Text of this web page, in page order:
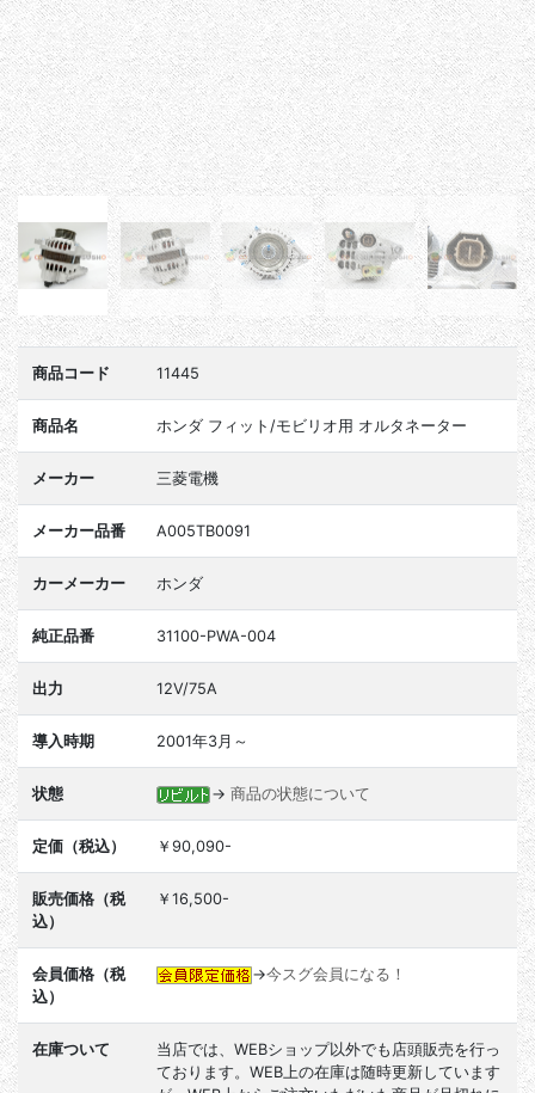
商品コード 11445
商品名 ホンダ フィット/モビリオ用 オルタネーター
メーカー 三菱電機
メーカー品番 A005TB0091
カーメーカー ホンダ
純正品番 31100-PWA-004
出力 12V/75A
導入時期 2001年3月～
状態 → 商品の状態について
定価（税込） ￥90,090-
販売価格（税
込）
￥16,500-
会員価格（税
込）
→今スグ会員になる！
在庫ついて
当店では、WEBショップ以外でも店頭販売を行っ
ております。WEB上の在庫は随時更新しています